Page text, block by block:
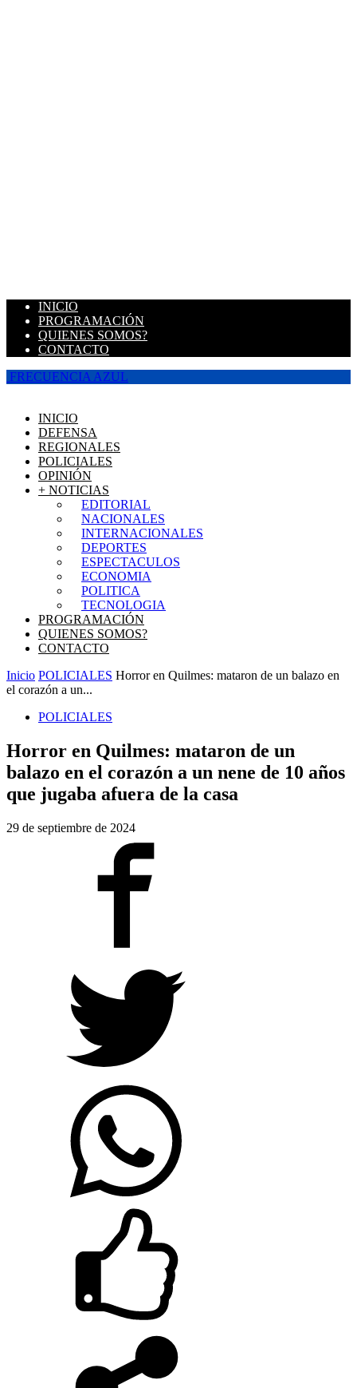
INICIO
PROGRAMACIÓN
QUIENES SOMOS?
CONTACTO
FRECUENCIA AZUL
INICIO
DEFENSA
REGIONALES
POLICIALES
OPINIÓN
+ NOTICIAS
EDITORIAL
NACIONALES
INTERNACIONALES
DEPORTES
ESPECTACULOS
ECONOMIA
POLITICA
TECNOLOGIA
PROGRAMACIÓN
QUIENES SOMOS?
CONTACTO
Inicio POLICIALES Horror en Quilmes: mataron de un balazo en
el corazón a un...
POLICIALES
Horror en Quilmes: mataron de un
balazo en el corazón a un nene de 10 años
que jugaba afuera de la casa
29 de septiembre de 2024